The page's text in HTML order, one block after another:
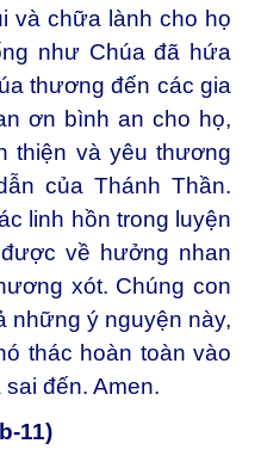
và chữa lành cho họ
như Chúa đã hứa
thương đến các gia
ơn bình an cho họ,
thiện và yêu thương
của Thánh Thần.
linh hồn trong luyện
về hưởng nhan
xót. Chúng con
những ý nguyện này,
thác hoàn toàn vào
đến. Amen.
11)